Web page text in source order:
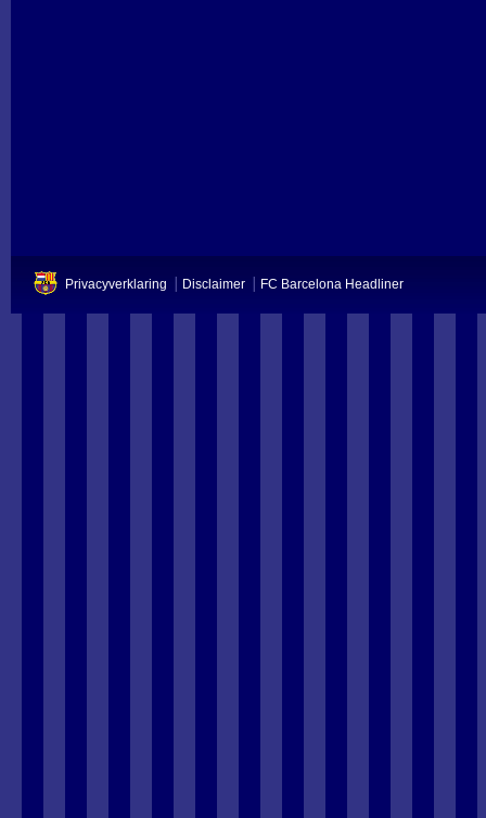
Privacyverklaring Disclaimer FC Barcelona Headliner